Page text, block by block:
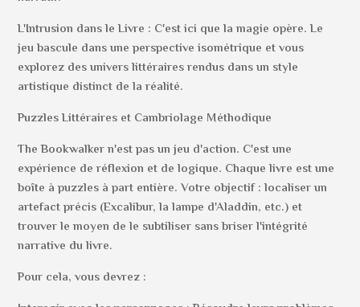
L'Intrusion dans le Livre : C'est ici que la magie opère. Le
jeu bascule dans une perspective isométrique et vous
explorez des univers littéraires rendus dans un style
artistique distinct de la réalité.
Puzzles Littéraires et Cambriolage Méthodique
The Bookwalker n'est pas un jeu d'action. C'est une
expérience de réflexion et de logique. Chaque livre est une
boîte à puzzles à part entière. Votre objectif : localiser un
artefact précis (Excalibur, la lampe d'Aladdin, etc.) et
trouver le moyen de le subtiliser sans briser l'intégrité
narrative du livre.
Pour cela, vous devrez :